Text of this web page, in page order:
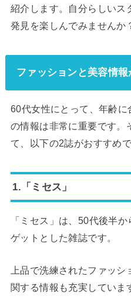
紹介します。自分らしいス
発見を楽しんでみませんか
ファッションと美容情
60代女性にとって、年齢
の情報は非常に重要です。
て、以下の2誌がおすすめで
1.「ミセス」
「ミセス」は、50代後半
ゲットとした雑誌です。
上品で洗練されたファッ
関する情報も充実していま